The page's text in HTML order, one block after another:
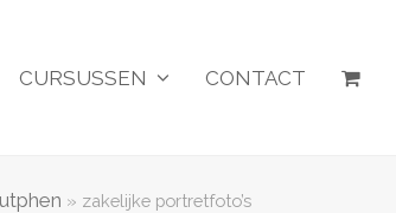
CURSUSSEN CONTACT
» zakelijke portretfoto’s